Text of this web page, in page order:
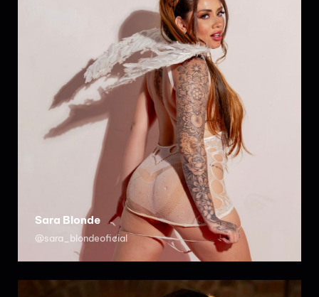
Sara Blonde
@sara_blondeoficial